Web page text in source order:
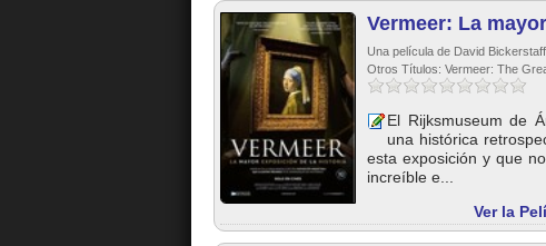
Vermeer: La
Una película de David
Otros Títulos: Vermeer: The
El Rijksmuseum de
una histórica
esta exposición y que
increíble e...
Ver la